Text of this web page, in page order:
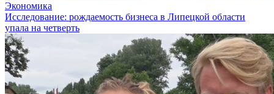
Экономика
Исследование: рождаемость бизнеса в Липецкой области
упала на четверть